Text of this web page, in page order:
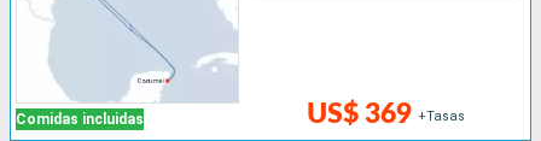
Comidas incluidas US$ 369 +Tasas